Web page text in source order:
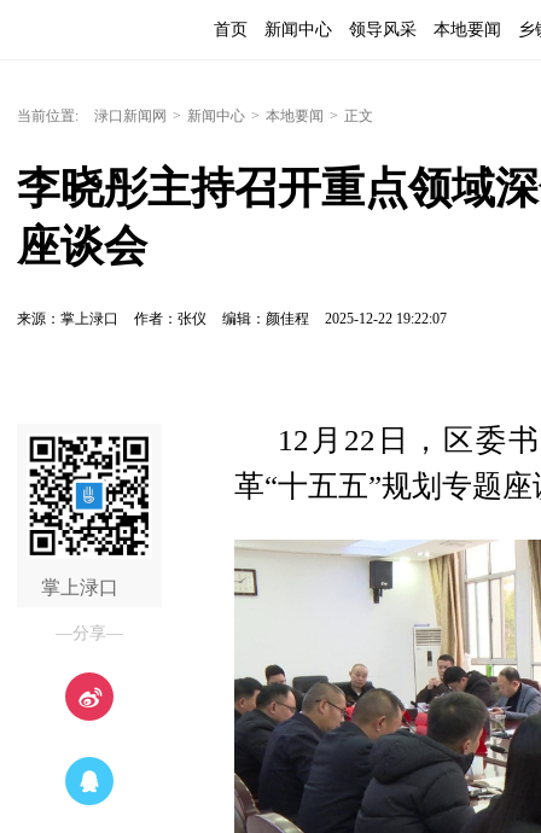
首页 新闻中心 领导风采 本地要闻 乡
当前位置: 渌口新闻网 > 新闻中心 > 本地要闻 > 正文
李晓彤主持召开重点领域
座谈会
来源：掌上渌口 作者：张仪 编辑：颜佳程 2025-12-22 19:22:07
掌上渌口
—分享—
12月22日，区委
革“十五五”规划专题